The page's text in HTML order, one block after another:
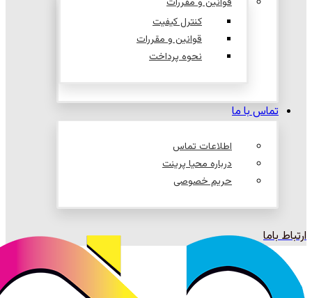
کنترل کیفیت
قوانین و مقررات
نحوه پرداخت
تماس با ما
اطلاعات تماس
درباره محیا پرینت
حریم خصوصی
ارتباط باما